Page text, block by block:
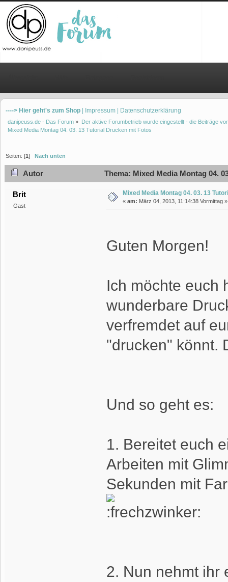
----> Hier geht's zum Shop | Impressum | Datenschutzerklärung
danipeuss.de - Das Forum » Der aktive Forumbetrieb wurde eingestellt - die Beiträge
Mixed Media Montag 04. 03. 13 Tutorial Drucken mit Fotos
Seiten: [1] Nach unten
Autor Thema: Mixed Media Montag 04.
Brit
Gast
Mixed Media Montag 04. 03. 13
« am: März 04, 2013, 11:14:38 Vormittag »
Guten Morgen!
Ich möchte euch
wunderbare
verfremdet auf
"drucken" könnt.
Und so geht es:
1. Bereitet euch
Arbeiten mit
Sekunden mit
.
2. Nun nehmt ihr